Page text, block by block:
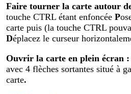
Faire tourner la carte autour
touche CTRL étant enfoncéeP
carte puis (la touche CTRL
Déplacez le curseur
Ouvrir la carte en plein écran
avec 4 flèches sortantes situé à
carte.